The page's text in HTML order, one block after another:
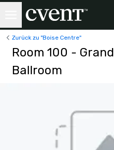
Zurück zu "Boise Centre"
Room 100 - Grand
Ballroom